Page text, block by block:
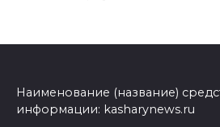
Наименование (название)
информации: kasharynews.ru